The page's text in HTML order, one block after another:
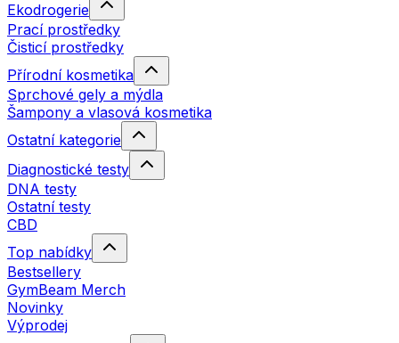
Ekodrogerie
Prací prostředky
Čisticí prostředky
Přírodní kosmetika
Sprchové gely a mýdla
Šampony a vlasová kosmetika
Ostatní kategorie
Diagnostické testy
DNA testy
Ostatní testy
CBD
Top nabídky
Bestsellery
GymBeam Merch
Novinky
Výprodej